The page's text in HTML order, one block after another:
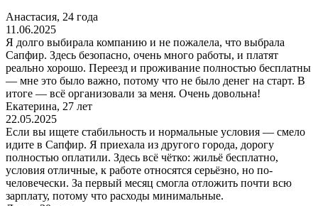
Анастасия, 24 года
11.06.2025
Я долго выбирала компанию и не пожалела, что выбрала
Сапфир. Здесь безопасно, очень много работы, и платят
реально хорошо. Переезд и проживание полностью бесплатны
— мне это было важно, потому что не было денег на старт. В
итоге — всё организовали за меня. Очень довольна!
Екатерина, 27 лет
22.05.2025
Если вы ищете стабильность и нормальные условия — смело
идите в Сапфир. Я приехала из другого города, дорогу
полностью оплатили. Здесь всё чётко: жильё бесплатно,
условия отличные, к работе относятся серьёзно, но по-
человечески. За первый месяц смогла отложить почти всю
зарплату, потому что расходы минимальные.